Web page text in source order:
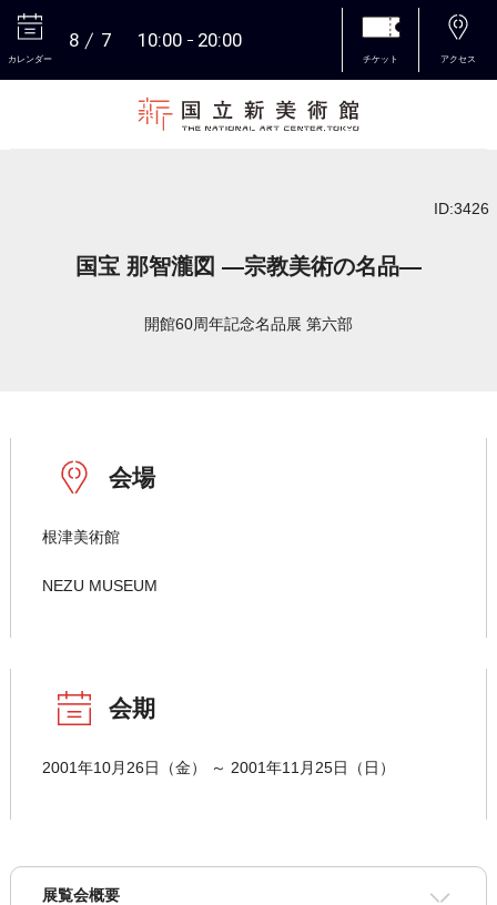
カレンダー
8 7 10:00 20:00
チケット アクセス
ID:3426
国宝 那智瀧図 ―宗教美術の名品―
開館60周年記念名品展 第六部
会場
根津美術館
NEZU MUSEUM
会期
2001年10月26日（金） ～ 2001年11月25日（日）
展覧会概要